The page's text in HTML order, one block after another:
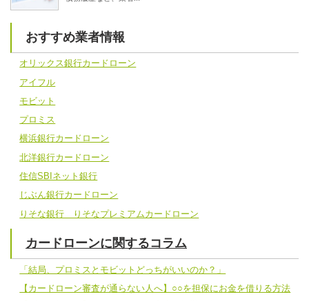
おすすめ業者情報
オリックス銀行カードローン
アイフル
モビット
プロミス
横浜銀行カードローン
北洋銀行カードローン
住信SBIネット銀行
じぶん銀行カードローン
りそな銀行 りそなプレミアムカードローン
カードローンに関するコラム
「結局、プロミスとモビットどっちがいいのか？」
【カードローン審査が通らない人へ】○○を担保にお金を借りる方法